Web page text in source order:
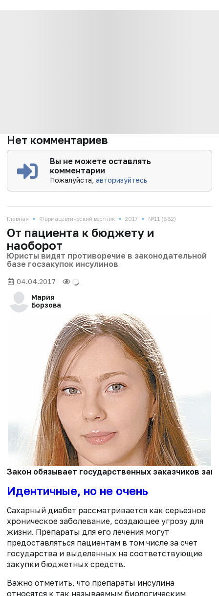
Нет комментариев
Вы не можете оставлять
комментарии
Пожалуйста,авторизуйтесь
Главная • Фармацевтический вестник • 2017 • №11 (882)
От пациента к бюджету и
наоборот
Юристы видят противоречие в законодательной
базе госзакупок инсулинов
04.04.2017
Мария
Борзова
Закон обязывает государственных заказчиков
Идентичные, но не очень
Сахарный диабет рассматривается как серьезное
хроническое заболевание, создающее угрозу для
жизни. Препараты для его лечения могут
предоставляться пациентам в том числе за счет
государства и выделенных на соответствующие
закупки бюджетных средств.
Важно отметить, что препараты инсулина
относятся к так называемым биологическим